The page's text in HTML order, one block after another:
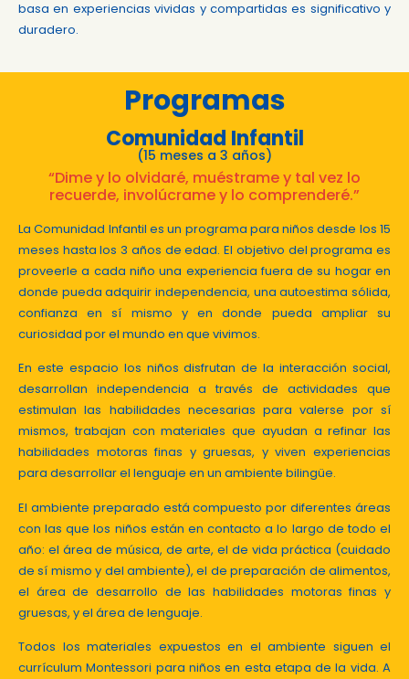
basa en experiencias vividas y compartidas es significativo y
duradero.
Programas
Comunidad Infantil
(15 meses a 3 años)
“Dime y lo olvidaré, muéstrame y tal vez lo
recuerde, involúcrame y lo comprenderé.”
La Comunidad Infantil es un programa para niños desde los 15
meses hasta los 3 años de edad. El objetivo del programa es
proveerle a cada niño una experiencia fuera de su hogar en
donde pueda adquirir independencia, una autoestima sólida,
confianza en sí mismo y en donde pueda ampliar su
curiosidad por el mundo en que vivimos.
En este espacio los niños disfrutan de la interacción social,
desarrollan independencia a través de actividades que
estimulan las habilidades necesarias para valerse por sí
mismos, trabajan con materiales que ayudan a refinar las
habilidades motoras finas y gruesas, y viven experiencias
para desarrollar el lenguaje en un ambiente bilingüe.
El ambiente preparado está compuesto por diferentes áreas
con las que los niños están en contacto a lo largo de todo el
año: el área de música, de arte, el de vida práctica (cuidado
de sí mismo y del ambiente), el de preparación de alimentos,
el área de desarrollo de las habilidades motoras finas y
gruesas, y el área de lenguaje.
Todos los materiales expuestos en el ambiente siguen el
currículum Montessori para niños en esta etapa de la vida. A